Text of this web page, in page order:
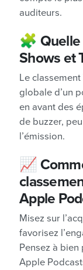
auditeurs.
🧩
Shows et
Le classement
globale d’un
en avant des
de buzzer,
l’émission.
📈
Apple
Misez sur
favorisez
Pensez à
Apple